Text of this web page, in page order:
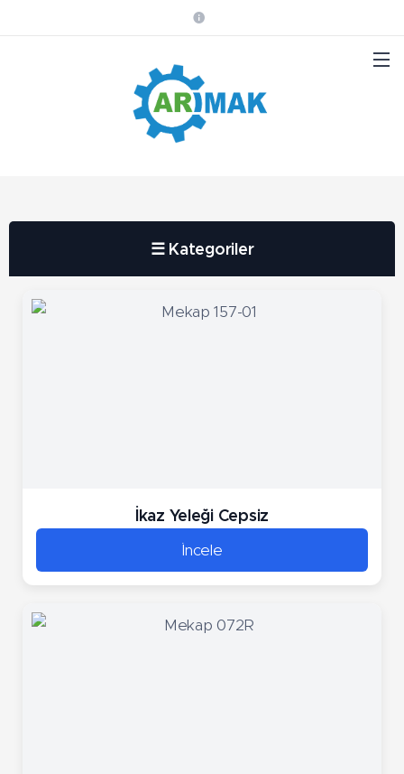
☰ Kategoriler
İkaz Yeleği Cepsiz
İncele